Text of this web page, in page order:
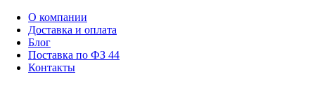
О компании
Доставка и оплата
Блог
Поставка по ФЗ 44
Контакты